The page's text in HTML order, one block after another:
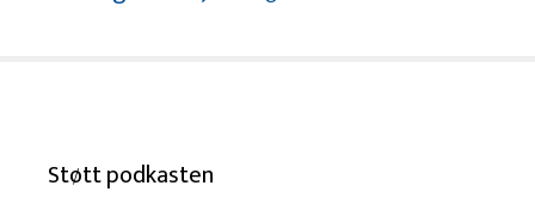
Støtt podkasten